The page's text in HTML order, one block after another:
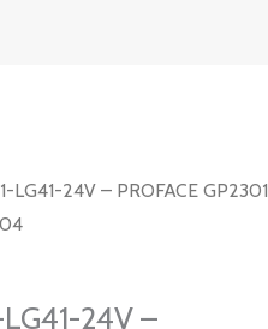
LG41-24V – PROFACE GP2301
24V –